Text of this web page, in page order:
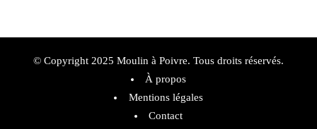
© Copyright 2025 Moulin à Poivre. Tous droits réservés.
À propos
Mentions légales
Contact